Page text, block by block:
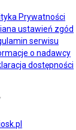
Prywatności
ustawień zgód
serwisu
o nadawcy
dostępności